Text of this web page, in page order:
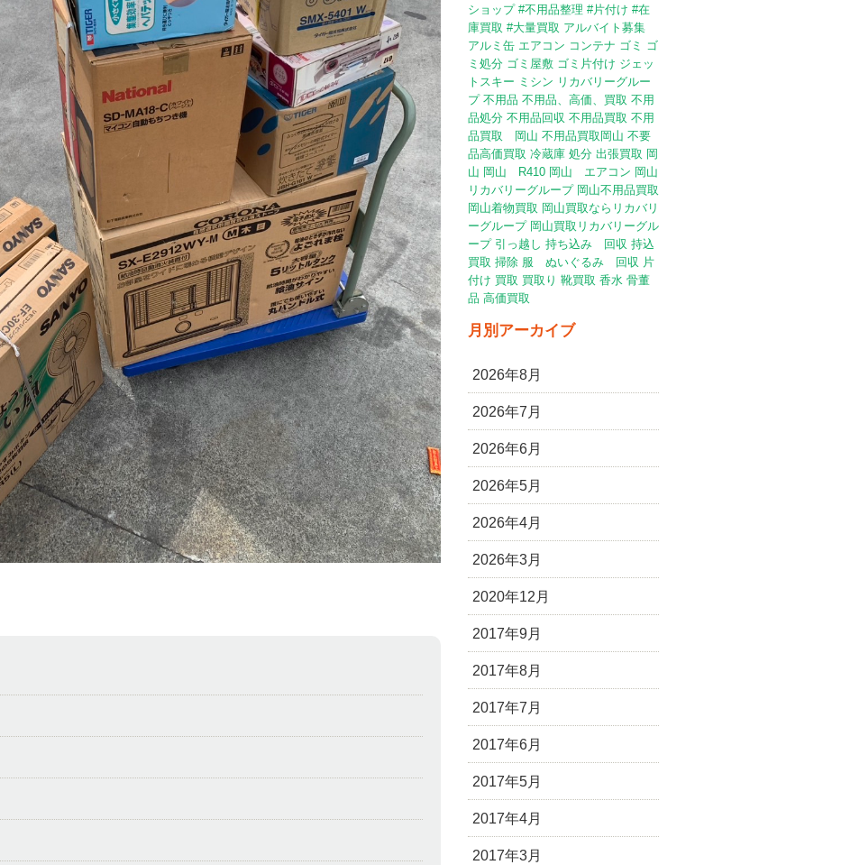
ショップ #不用品整理 #片付け #在
庫買取 #大量買取 アルバイト募集
アルミ缶 エアコン コンテナ ゴミ ゴ
ミ処分 ゴミ屋敷 ゴミ片付け ジェッ
トスキー ミシン リカバリーグルー
プ 不用品 不用品、高価、買取 不用
品処分 不用品回収 不用品買取 不用
品買取 岡山 不用品買取岡山 不要
品高価買取 冷蔵庫 処分 出張買取 岡
山 岡山 R410 岡山 エアコン 岡山
リカバリーグループ 岡山不用品買取
岡山着物買取 岡山買取ならリカバリ
ーグループ 岡山買取リカバリーグル
ープ 引っ越し 持ち込み 回収 持込
買取 掃除 服 ぬいぐるみ 回収 片
付け 買取 買取り 靴買取 香水 骨董
品 高価買取
月別アーカイブ
2026年8月
2026年7月
2026年6月
2026年5月
2026年4月
2026年3月
2020年12月
2017年9月
2017年8月
2017年7月
2017年6月
2017年5月
2017年4月
2017年3月